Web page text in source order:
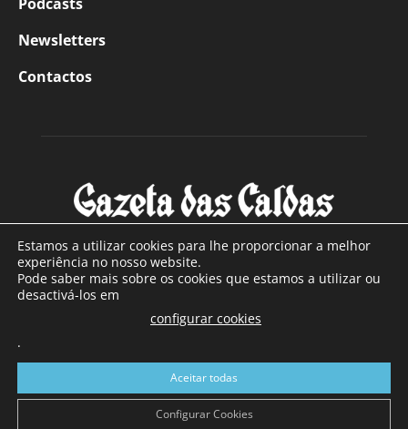
Newsletters
Contactos
SOBRE NÓS
Com sede nas Caldas da Rainha e mais de 90 anos de
a sul de distrito de Leiria, com mais de 40.000 leitores por
toda a região Oeste. Jornal com distribuição em Portugal
Continental e assinatura online.
Estamos a utilizar cookies para lhe proporcionar a melhor
experiência no nosso website.
Pode saber mais sobre os cookies que estamos a utilizar ou
desactivá-los em
configurar cookies
.
Aceitar todas
Configurar Cookies